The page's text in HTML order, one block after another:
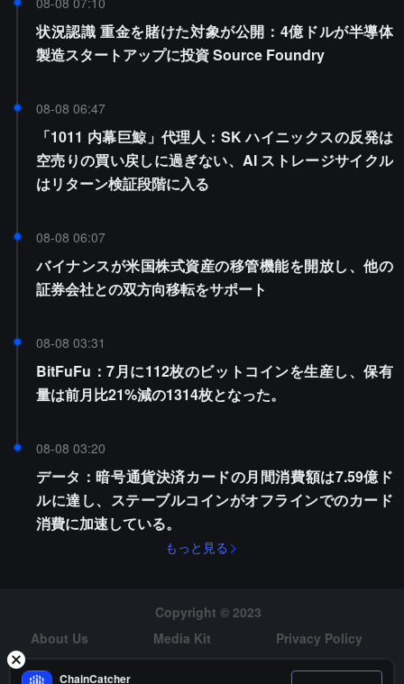
状況認識 重金を賭けた対象が公開：4億ドルが半導体
製造スタートアップに投資 Source Foundry
08-08 06:47
「1011 内幕巨鯨」代理人：SK ハイニックスの反発は
空売りの買い戻しに過ぎない、AI ストレージサイクル
はリターン検証段階に入る
08-08 06:07
バイナンスが米国株式資産の移管機能を開放し、他の
証券会社との双方向移転をサポート
08-08 03:31
BitFuFu：7月に112枚のビットコインを生産し、保有
量は前月比21%減の1314枚となった。
08-08 03:20
データ：暗号通貨決済カードの月間消費額は7.59億ド
ルに達し、ステーブルコインがオフラインでのカード
消費に加速している。
もっと見る
Copyright © 2023
About Us
Media Kit
Privacy Policy
Risk Warning
Hiring
ChainCatcher